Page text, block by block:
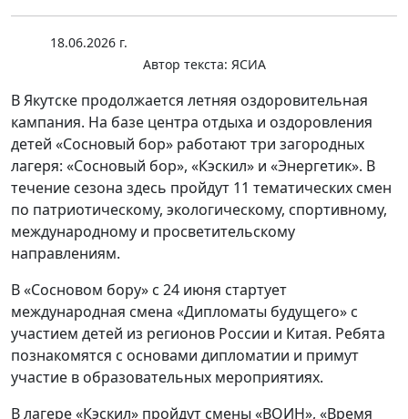
18.06.2026 г.
Автор текста: ЯСИА
В Якутске продолжается летняя оздоровительная
кампания. На базе центра отдыха и оздоровления
детей «Сосновый бор» работают три загородных
лагеря: «Сосновый бор», «Кэскил» и «Энергетик». В
течение сезона здесь пройдут 11 тематических смен
по патриотическому, экологическому, спортивному,
международному и просветительскому
направлениям.
В «Сосновом бору» с 24 июня стартует
международная смена «Дипломаты будущего» с
участием детей из регионов России и Китая. Ребята
познакомятся с основами дипломатии и примут
участие в образовательных мероприятиях.
В лагере «Кэскил» пройдут смены «ВОИН», «Время